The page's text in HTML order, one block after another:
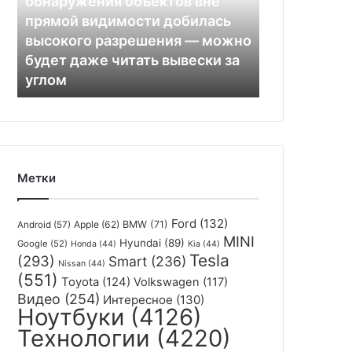
видимости
добилась
высокого
разрешения
—
даже
вывески
за
прямой видимости добилась
высокого разрешения — можно
будет даже читать вывески за
углом
Метки
Android (57) Apple (62) BMW (71) Ford (132)
Google (52) Honda (44) Hyundai (89) Kia (44) MINI
(293) Nissan (44) Smart (236) Tesla
(551) Toyota (124) Volkswagen (117)
Видео (254) Интересное (130)
Ноутбуки (4126)
Технологии (4220)